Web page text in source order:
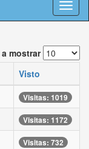
mostrar
Visto
Visitas: 1019
Visitas: 1172
Visitas: 732